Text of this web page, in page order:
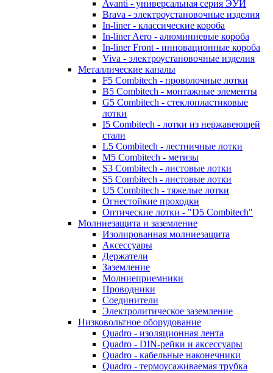
Avanti - универсальная серия ЭУИ
Brava - электроустановочные изделия
In-liner - классические короба
In-liner Aero - алюминиевые короба
In-liner Front - инновационные короба
Viva - электроустановочные изделия
Металлические каналы
F5 Combitech - проволочные лотки
B5 Combitech - монтажные элементы
G5 Combitech - стеклопластиковые
лотки
I5 Combitech - лотки из нержавеющей
стали
L5 Combitech - лестничные лотки
M5 Combitech - метизы
S3 Combitech - листовые лотки
S5 Combitech - листовые лотки
U5 Combitech - тяжелые лотки
Огнестойкие проходки
Оптические лотки - "D5 Combitech"
Молниезащита и заземление
Изолированная молниезащита
Аксессуары
Держатели
Заземление
Молниеприемники
Проводники
Соединители
Электролитическое заземление
Низковольтное оборудование
Quadro - изоляционная лента
Quadro - DIN-рейки и аксессуары
Quadro - кабельные наконечники
Quadro - термоусаживаемая трубка